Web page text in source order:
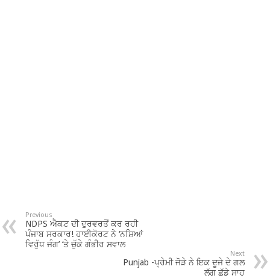
Previous
NDPS ਐਕਟ ਦੀ ਦੁਰਵਰਤੋਂ ਕਰ ਰਹੀ
ਪੰਜਾਬ ਸਰਕਾਰ! ਹਾਈਕੋਰਟ ਨੇ ‘ਨਸ਼ਿਆਂ
ਵਿਰੁੱਧ ਜੰਗ’ ‘ਤੇ ਚੁੱਕੇ ਗੰਭੀਰ ਸਵਾਲ
Next
Punjab -ਪ੍ਰੇਮੀ ਜੋੜੇ ਨੇ ਇਕ ਦੂਜੇ ਦੇ ਗਲ
ਲੱਗ ਛੱਡੇ ਸਾਹ